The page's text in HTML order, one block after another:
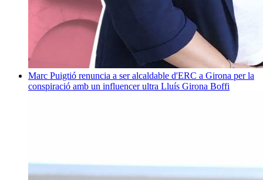
Marc Puigtió renuncia a ser alcaldable d'ERC a Girona per la
conspiració amb un influencer ultra Lluís Girona Boffi